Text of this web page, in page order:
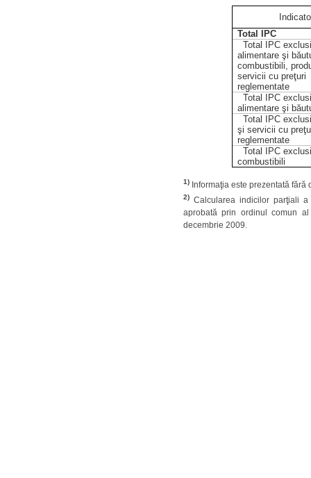
Total IPC
Total IPC
alimentare şi
combustibili,
servicii cu preţuri
reglementate
Total IPC
alimentare şi
Total IPC
şi servicii cu
reglementate
Total IPC
combustibili
1) Informaţia este prezentată
2) Calcularea indicilor parţiali
aprobată prin ordinul comun
decembrie 2009.